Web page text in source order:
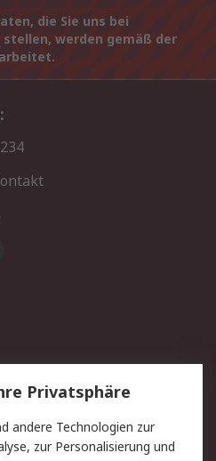
die Sie uns bei
werden gemäß der
Lieferlösungen
Kontakt
Privatkunden
Privatsphäre
andere Technologien zur
zur Personalisierung und